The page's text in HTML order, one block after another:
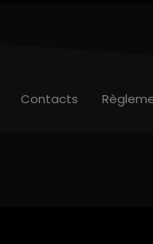
Contacts